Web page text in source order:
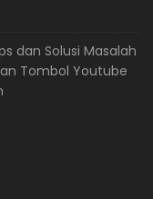
dan Solusi Masalah
Tombol Youtube